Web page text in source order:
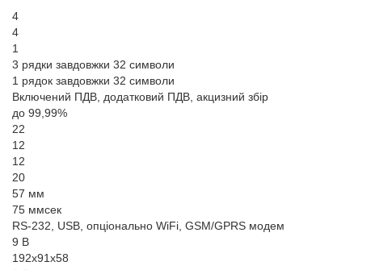
4
4
1
3 рядки завдовжки 32 символи
1 рядок завдовжки 32 символи
Включений ПДВ, додатковий ПДВ, акцизний збір
до 99,99%
22
12
12
20
57 мм
75 ммсек
RS-232, USB, опціонально WiFi, GSM/GPRS модем
9 В
192х91х58